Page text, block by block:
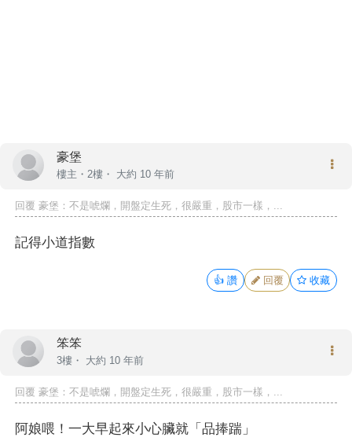
豪堡
樓主 ・2樓・ 大約 10 年前
回覆 豪堡 ：不是唬爛，開盤定生死，很嚴重，股市一樣，...
記得小道指數
👍 讚 回覆 收藏
笨笨
3樓・ 大約 10 年前
回覆 豪堡 ：不是唬爛，開盤定生死，很嚴重，股市一樣，...
阿娘喂！一大早起來小心臟就「品捧踹」